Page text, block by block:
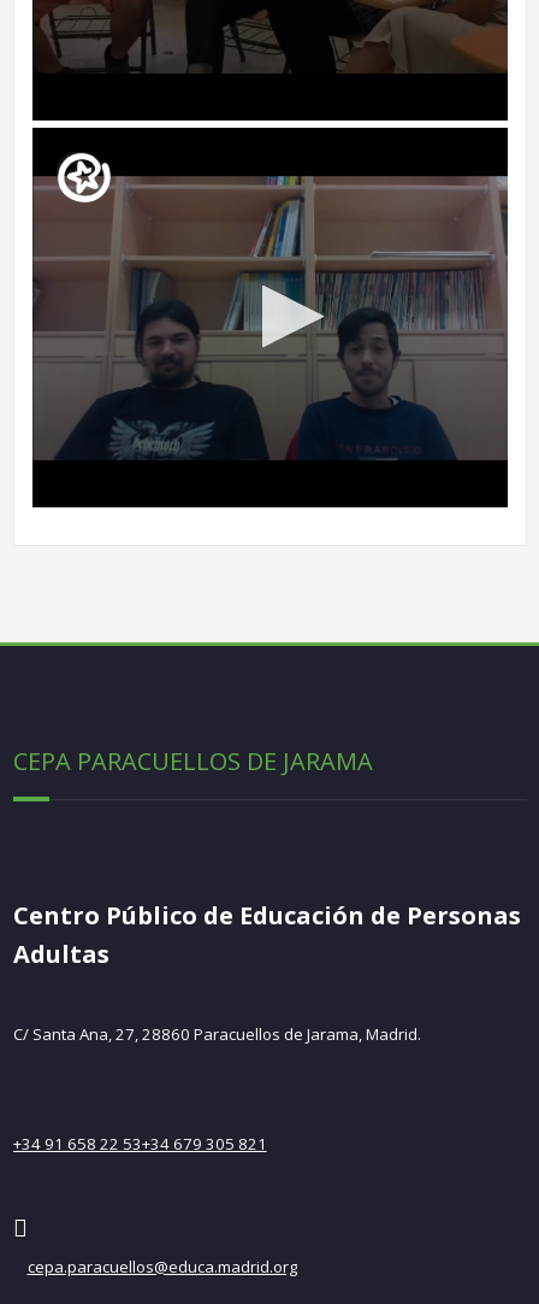
CEPA PARACUELLOS DE JARAMA
Centro Público de Educación de Personas
Adultas
C/ Santa Ana, 27, 28860 Paracuellos de Jarama, Madrid.
+34 91 658 22 53+34 679 305 821
cepa.paracuellos@educa.madrid.org